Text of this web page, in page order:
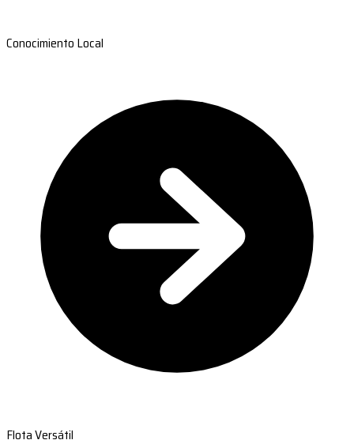
Conocimiento Local
Flota Versátil